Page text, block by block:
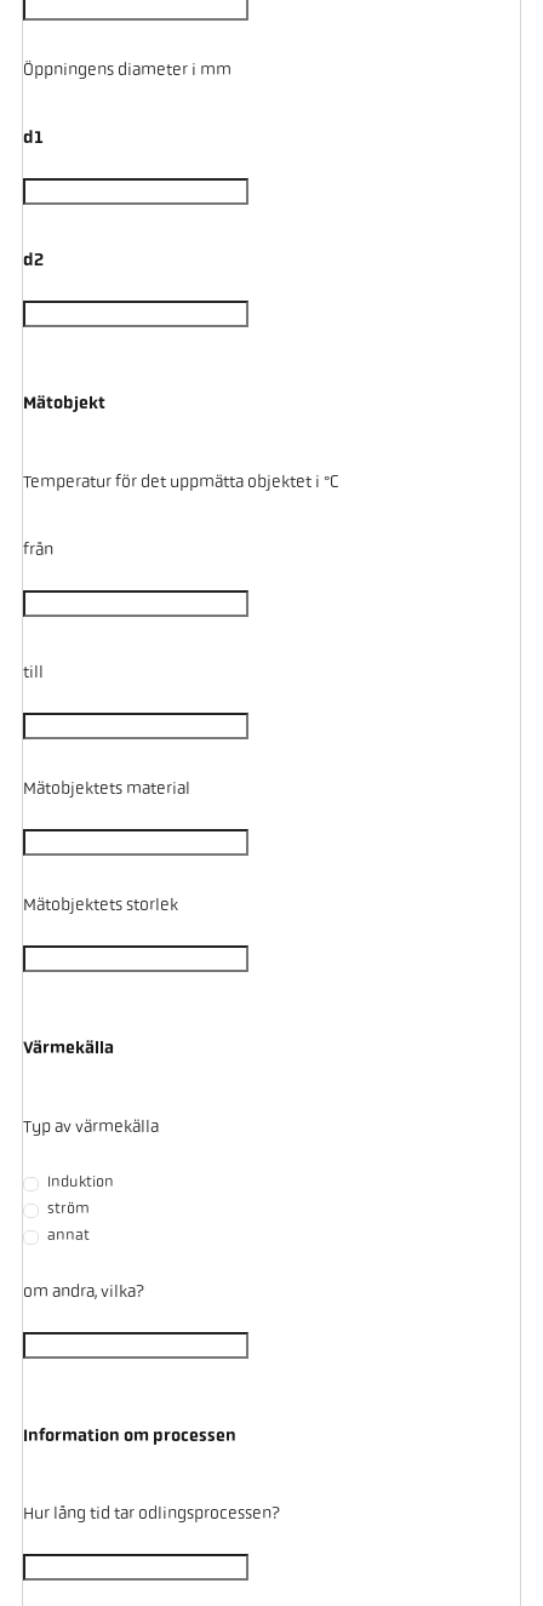
Öppningens diameter i mm
d1
d2
Mätobjekt
Temperatur för det uppmätta objektet i °C
från
till
Mätobjektets material
Mätobjektets storlek
Värmekälla
Typ av värmekälla
Induktion
ström
annat
om andra, vilka?
Information om processen
Hur lång tid tar odlingsprocessen?